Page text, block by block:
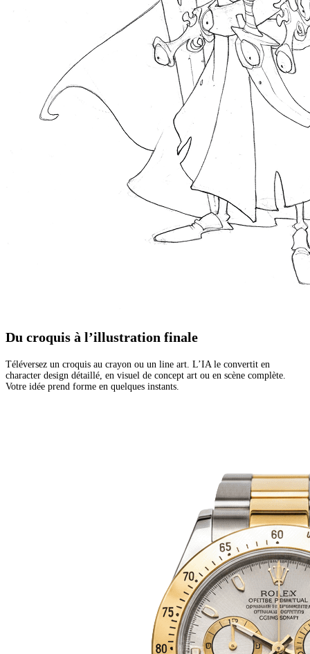
Du croquis à l’illustration finale
Téléversez un croquis au crayon ou un line art. L’IA le convertit en
character design détaillé, en visuel de concept art ou en scène complète.
Votre idée prend forme en quelques instants.